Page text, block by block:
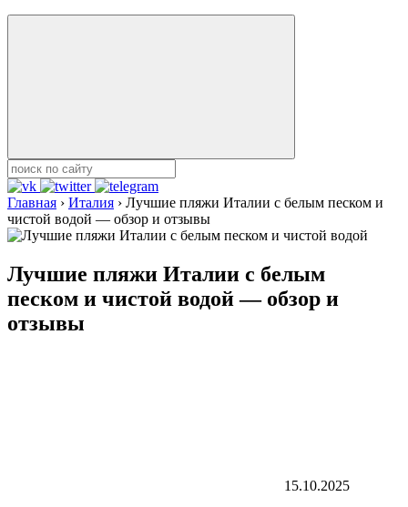
Главная › Италия › Лучшие пляжи Италии с белым песком и
чистой водой — обзор и отзывы
Лучшие пляжи Италии с белым
песком и чистой водой — обзор и
отзывы
15.10.2025